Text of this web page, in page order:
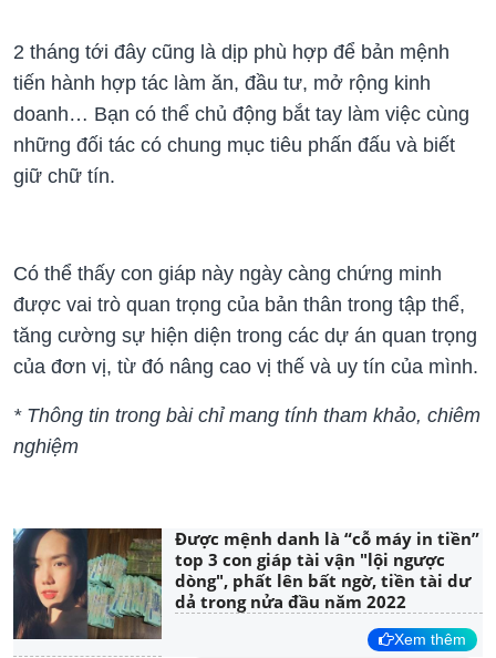
2 tháng tới đây cũng là dịp phù hợp để bản mệnh
tiến hành hợp tác làm ăn, đầu tư, mở rộng kinh
doanh… Bạn có thể chủ động bắt tay làm việc cùng
những đối tác có chung mục tiêu phấn đấu và biết
giữ chữ tín.
Có thể thấy con giáp này ngày càng chứng minh
được vai trò quan trọng của bản thân trong tập thể,
tăng cường sự hiện diện trong các dự án quan trọng
của đơn vị, từ đó nâng cao vị thế và uy tín của mình.
* Thông tin trong bài chỉ mang tính tham khảo, chiêm
nghiệm
Được mệnh danh là “cỗ máy in tiền”
top 3 con giáp tài vận "lội ngược
dòng", phất lên bất ngờ, tiền tài dư
dả trong nửa đầu năm 2022
Xem thêm